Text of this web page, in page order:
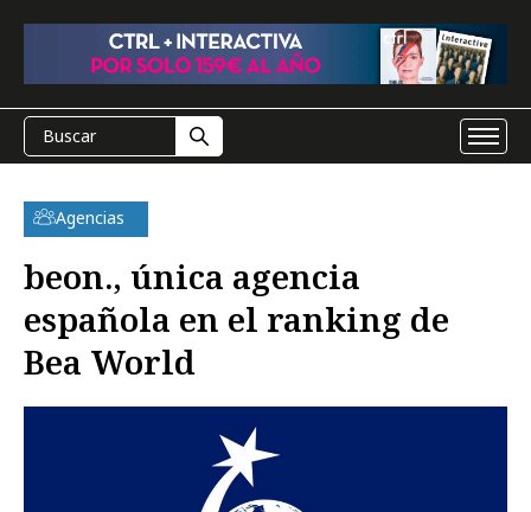
Agencias
beon., única agencia
española en el ranking de
Bea World